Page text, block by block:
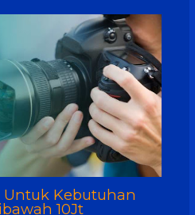
Untuk Kebutuhan
10Jt